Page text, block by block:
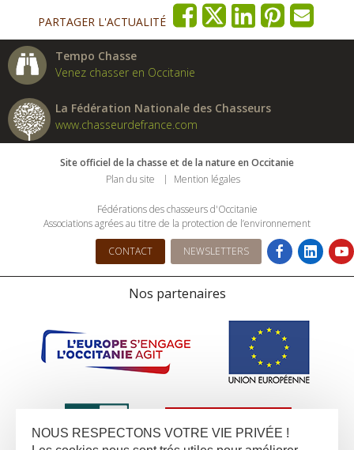
PARTAGER L'ACTUALITÉ
Tempo Chasse
Venez chasser en Occitanie
La Fédération Nationale des Chasseurs
www.chasseurdefrance.com
Site officiel de la chasse et de la nature en Occitanie
Plan du site
Mention légales
Fédérations des chasseurs d'Occitanie
Associations agrées au titre de la protection de l’environnement
CONTACT NEWSLETTERS
Nos partenaires
NOUS RESPECTONS VOTRE VIE PRIVÉE !